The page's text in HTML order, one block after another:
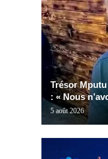
Trésor
: « Nous
5 août 2026